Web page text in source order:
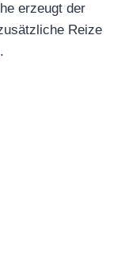
erzeugt der
Reize